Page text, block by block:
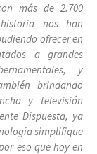
más de 2.700
nos han
ofrecer en
a grandes
y
brindando
y televisión
Dispuesta, ya
simplifique
eso que hoy en